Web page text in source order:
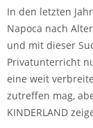
In den letzten
Napoca nach
und mit dieser
Privatunterricht
eine weit
zutreffen mag,
KINDERLAND